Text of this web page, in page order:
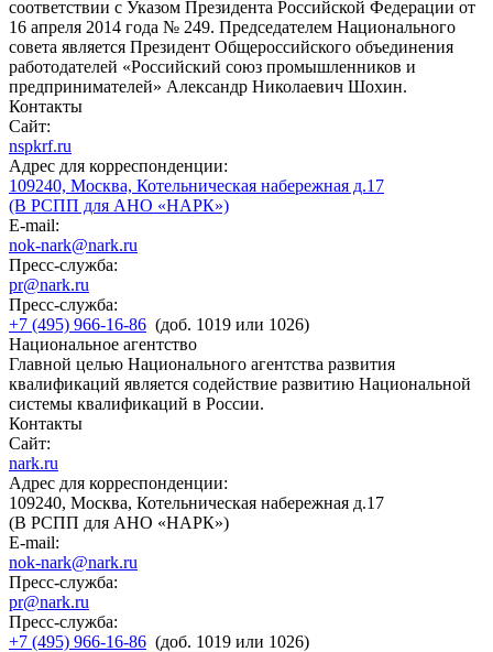
соответствии с Указом Президента Российской Федерации от
16 апреля 2014 года № 249. Председателем Национального
совета является Президент Общероссийского объединения
работодателей «Российский союз промышленников и
предпринимателей» Александр Николаевич Шохин.
Контакты
Сайт:
nspkrf.ru
Адрес для корреспонденции:
109240, Москва, Котельническая набережная д.17
(В РСПП для АНО «НАРК»)
E-mail:
nok-nark@nark.ru
Пресс-служба:
pr@nark.ru
Пресс-служба:
+7 (495) 966-16-86 (доб. 1019 или 1026)
Национальное агентство
Главной целью Национального агентства развития
квалификаций является содействие развитию Национальной
системы квалификаций в России.
Контакты
Сайт:
nark.ru
Адрес для корреспонденции:
109240, Москва, Котельническая набережная д.17
(В РСПП для АНО «НАРК»)
E-mail:
nok-nark@nark.ru
Пресс-служба:
pr@nark.ru
Пресс-служба:
+7 (495) 966-16-86 (доб. 1019 или 1026)